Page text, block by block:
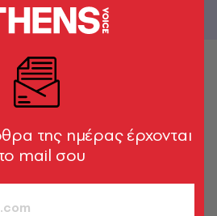
της ημέρας έρχονται
mail σου